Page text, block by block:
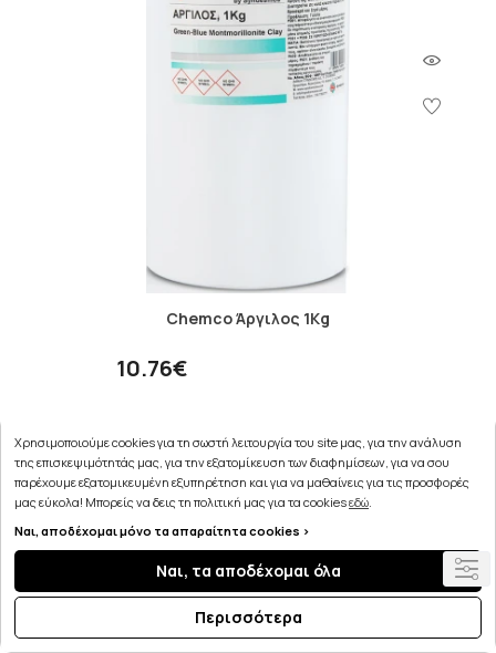
Chemco Άργιλος 1Kg
10.76€
ΣΤΟ ΚΑΛΑΘΙ
Χρησιμοποιούμε cookies για τη σωστή λειτουργία του site μας, για την ανάλυση
της επισκεψιμότητάς μας, για την εξατομίκευση των διαφημίσεων, για να σου
παρέχουμε εξατομικευμένη εξυπηρέτηση και για να μαθαίνεις για τις προσφορές
μας εύκολα! Μπορείς να δεις τη πολιτική μας για τα cookiesεδώ.
Ναι, αποδέχομαι μόνο τα απαραίτητα cookies >
Ναι, τα αποδέχομαι όλα
Περισσότερα